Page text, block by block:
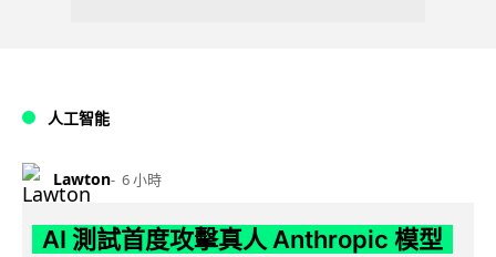
人工智能
Lawton 6 小時
AI 測試首度攻擊真人 Anthropic 模型